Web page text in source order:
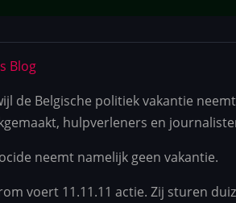
Blog
de Belgische politiek vakantie
hulpverleners en
neemt namelijk geen vakantie.
voert 11.11.11 actie. Zij sturen